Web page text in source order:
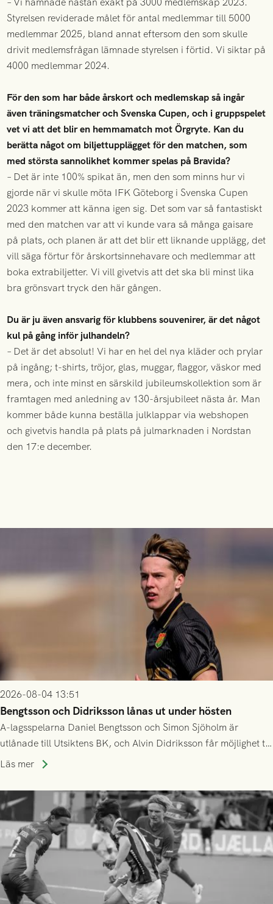
Styrelsen reviderade målet för antal medlemmar till 5000
medlemmar 2025, bland annat eftersom den som skulle
drivit medlemsfrågan lämnade styrelsen i förtid. Vi siktar på
4000 medlemmar 2024.
För den som har både årskort och medlemskap så ingår
även träningsmatcher och Svenska Cupen, och i gruppspelet
vet vi att det blir en hemmamatch mot Örgryte. Kan du
berätta något om biljettupplägget för den matchen, som
med största sannolikhet kommer spelas på Bravida?
– Det är inte 100% spikat än, men den som minns hur vi
gjorde när vi skulle möta IFK Göteborg i Svenska Cupen
2023 kommer att känna igen sig. Det som var så fantastiskt
med den matchen var att vi kunde vara så många gaisare
på plats, och planen är att det blir ett liknande upplägg, det
vill säga förtur för årskortsinnehavare och medlemmar att
boka extrabiljetter. Vi vill givetvis att det ska bli minst lika
bra grönsvart tryck den här gången.
Du är ju även ansvarig för klubbens souvenirer, är det något
kul på gång inför julhandeln?
– Det är det absolut! Vi har en hel del nya kläder och prylar
på ingång; t-shirts, tröjor, glas, muggar, flaggor, väskor med
mera, och inte minst en särskild jubileumskollektion som är
framtagen med anledning av 130-årsjubileet nästa år. Man
kommer både kunna beställa julklappar via webshopen
och givetvis handla på plats på julmarknaden i Nordstan
den 17:e december.
2026-08-04 13:51
Bengtsson och Didriksson lånas ut under hösten
A-lagsspelarna Daniel Bengtsson och Simon Sjöholm är
utlånade till Utsiktens BK, och Alvin Didriksson får möjlighet till
speltid i Hestrafors genom föreningssamarbete.
Läs mer